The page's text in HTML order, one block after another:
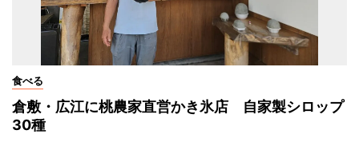
食べる
倉敷・広江に桃農家直営かき氷店 自家製シロップ
30種